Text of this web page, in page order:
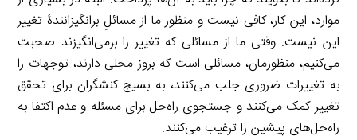
موارد، این کار، کافی نیست و منظور ما از مسائلِ برانگیزانندۀ تغییر
این نیست. وقتی ما از مسائلی که تغییر را برمی‌انگیزند صحبت
می‌کنیم، منظورمان، مسائلی است که بروز محلی دارند، توجهات را
به تغییرات ضروری جلب می‌کنند، به بسیج کنشگران برای تحقق
تغییر کمک می‌کنند و جستجوی راه‌حل برای مسئله و عدم اکتفا به
راه‌حل‌های پیشین را ترغیب می‌کنند.